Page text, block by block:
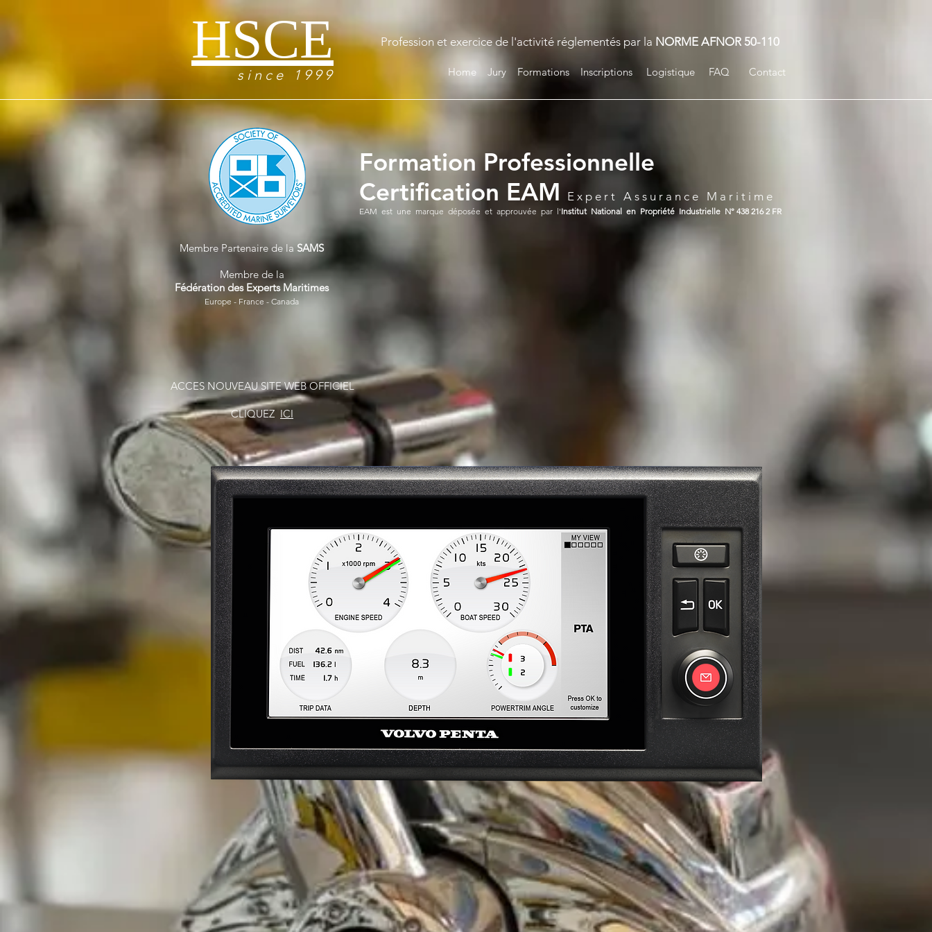
Membre Partenaire de la SAMS
Membre de la
Fédération des Experts Maritimes
Europe - France - Canada
Formation Professionnelle
Certification EAM
E x p e r t A s s u r a n c e M a r i t i m e
EAM est une marque déposée et approuvée par l'Institut National en Propriété Industrielle N° 438 216 2 FR
HSCE
s i n c e 1 9 9 9
Profession et exercice de l'activité réglementés par la NORME AFNOR 50-110
Home Jury Formations Inscriptions Logistique FAQ Contact
ACCES NOUVEAU SITE WEB OFFICIEL
CLIQUEZ ICI